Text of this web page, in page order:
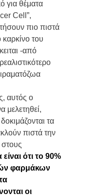
για θέματα
Cell”,
πιο πιστά
του
-από
αυτός ο
μελετηθεί,
τα
πιστά την
στους
ότι το 90%
φαρμάκων
οι